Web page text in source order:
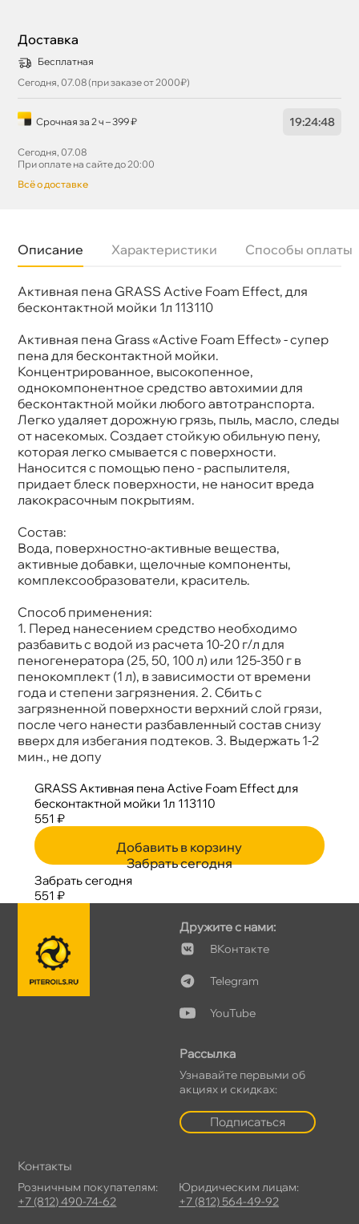
Доставка
Бесплатная
Сегодня, 07.08 (при заказе от 2000₽)
Срочная за 2 ч – 399 ₽ 19:24:47
Сегодня, 07.08
При оплате на сайте до 20:00
сё о доставке
Описание Характеристики Способы оплаты
Активная пена GRASS Active Foam Effect, для
есконтактной мойки 1л 113110
Активная пена Grass «Active Foam Effect» - cупер
пена для бесконтактной мойки.
Концентрированное, высокопенное,
однокомпонентное средство автохимии для
есконтактной мойки любого автотранспорта.
Легко удаляет дорожную грязь, пыль, масло, следы
от насекомых. Создает стойкую обильную пену,
которая легко смывается с поверхности.
Наносится с помощью пено - распылителя,
придает блеск поверхности, не наносит вреда
лакокрасочным покрытиям.
Состав:
ода, поверхностно-активные вещества,
активные добавки, щелочные компоненты,
комплексообразователи, краситель.
Способ применения:
1. Перед нанесением средство необходимо
разбавить с водой из расчета 10-20 г/л для
пеногенератора (25, 50, 100 л) или 125-350
пенокомплект (1 л), в зависимости от времени
ода и степени загрязнения. 2. Сбить с
загрязненной поверхности верхний слой грязи,
после чего нанести разбавленный состав снизу
ерх для избегания подтеков. 3. Выдержать 1-2
мин., не допу
Бренд
GRASS
Объем
Артикул
113110
GRASS Активная пена Active Foam Effect для
есконтактной мойки 1л 113110
551 ₽
Добавить в корзину
Забрать сегодня
Забрать сегодня
551 ₽
Дружите с нами:
Контакте
Telegram
YouTube
Рассылка
Узнавайте первыми о
акциях и скидках:
Подписаться
Контакты
Розничным покупателям:
+7 (812) 490-74-62
Юридическим лицам:
+7 (812) 564-49-92